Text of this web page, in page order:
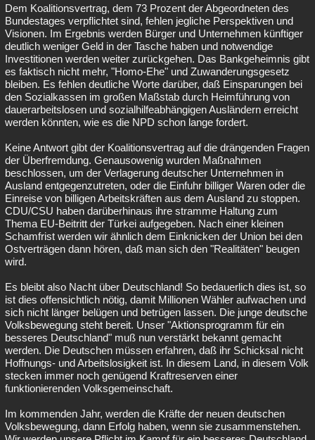
Dem Koalitionsvertrag, dem 73 Prozent der Abgeordneten des
Bundestages verpflichtet sind, fehlen jegliche Perspektiven und
Visionen. Im Ergebnis werden Bürger und Unternehmen künftiger
deutlich weniger Geld in der Tasche haben und notwendige
Investitionen werden weiter zurückgehen. Das Bankgeheimnis gibt
es faktisch nicht mehr, "Homo-Ehe" und Zuwanderungsgesetz
bleiben. Es fehlen deutliche Worte darüber, daß Einsparungen bei
den Sozialkassen im großen Maßstab durch Heimführung von
dauerarbeitslosen und sozialhilfeabhängigen Ausländern erreicht
werden könnten, wie es die NPD schon lange fordert.
Keine Antwort gibt der Koalitionsvertrag auf die drängenden Fragen
der Überfremdung. Genausowenig wurden Maßnahmen
beschlossen, um der Verlagerung deutscher Unternehmen in
Ausland entgegenzutreten, oder die Einfuhr billiger Waren oder die
Einreise von billigen Arbeitskräften aus dem Ausland zu stoppen.
CDU/CSU haben darüberhinaus ihre stramme Haltung zum
Thema EU-Beitritt der Türkei aufgegeben. Nach einer kleinen
Schamfrist werden wir ähnlich dem Einknicken der Union bei den
Ostverträgen dann hören, daß man sich den "Realitäten" beugen
wird.
Es bleibt also Nacht über Deutschland! So bedauerlich dies ist, so
ist dies offensichtlich nötig, damit Millionen Wähler aufwachen und
sich nicht länger belügen und betrügen lassen. Die junge deutsche
Volksbewegung steht bereit. Unser "Aktionsprogramm für ein
besseres Deutschland" muß nun verstärkt bekannt gemacht
werden. Die Deutschen müssen erfahren, daß ihr Schicksal nicht
Hoffnungs- und Arbeitslosigkeit ist. In diesem Land, in diesem Volk
stecken immer noch genügend Kraftreserven einer
funktionierenden Volksgemeinschaft.
Im kommenden Jahr, werden die Kräfte der neuen deutschen
Volksbewegung, dann Erfolg haben, wenn sie zusammenstehen.